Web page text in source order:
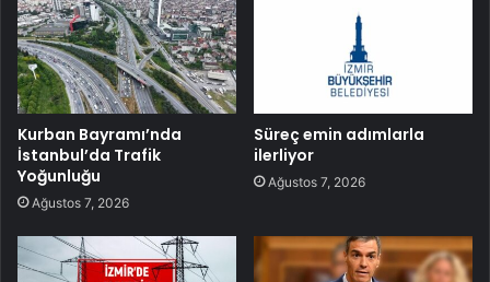
Kurban Bayramı’nda
İstanbul’da Trafik
Yoğunluğu
Ağustos 7, 2026
Süreç emin adımlarla
ilerliyor
Ağustos 7, 2026